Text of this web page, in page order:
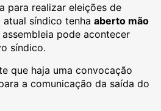
para realizar eleições de
síndico tenha aberto mão
assembleia pode acontecer
síndico.
que haja uma convocação
a comunicação da saída do